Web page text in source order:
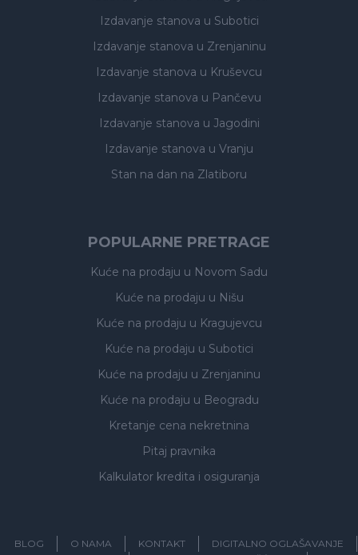
Izdavanje stanova u Subotici
Izdavanje stanova u Zrenjaninu
Izdavanje stanova u Kruševcu
Izdavanje stanova u Pančevu
Izdavanje stanova u Jagodini
Izdavanje stanova u Vranju
Stan na dan na Zlatiboru
POPULARNE PRETRAGE
Kuće na prodaju u Novom Sadu
Kuće na prodaju u Nišu
Kuće na prodaju u Kragujevcu
Kuće na prodaju u Subotici
Kuće na prodaju u Zrenjaninu
Kuće na prodaju u Beogradu
Kretanje cena nekretnina
Pitaj pravnika
Kalkulator kredita i osiguranja
BLOG O NAMA KONTAKT
DIGITALNO OGLAŠAVANJE